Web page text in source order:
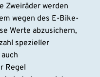
Zweiräder werden
wegen des E-Bike-
Werte abzusichern,
spezieller
Regel